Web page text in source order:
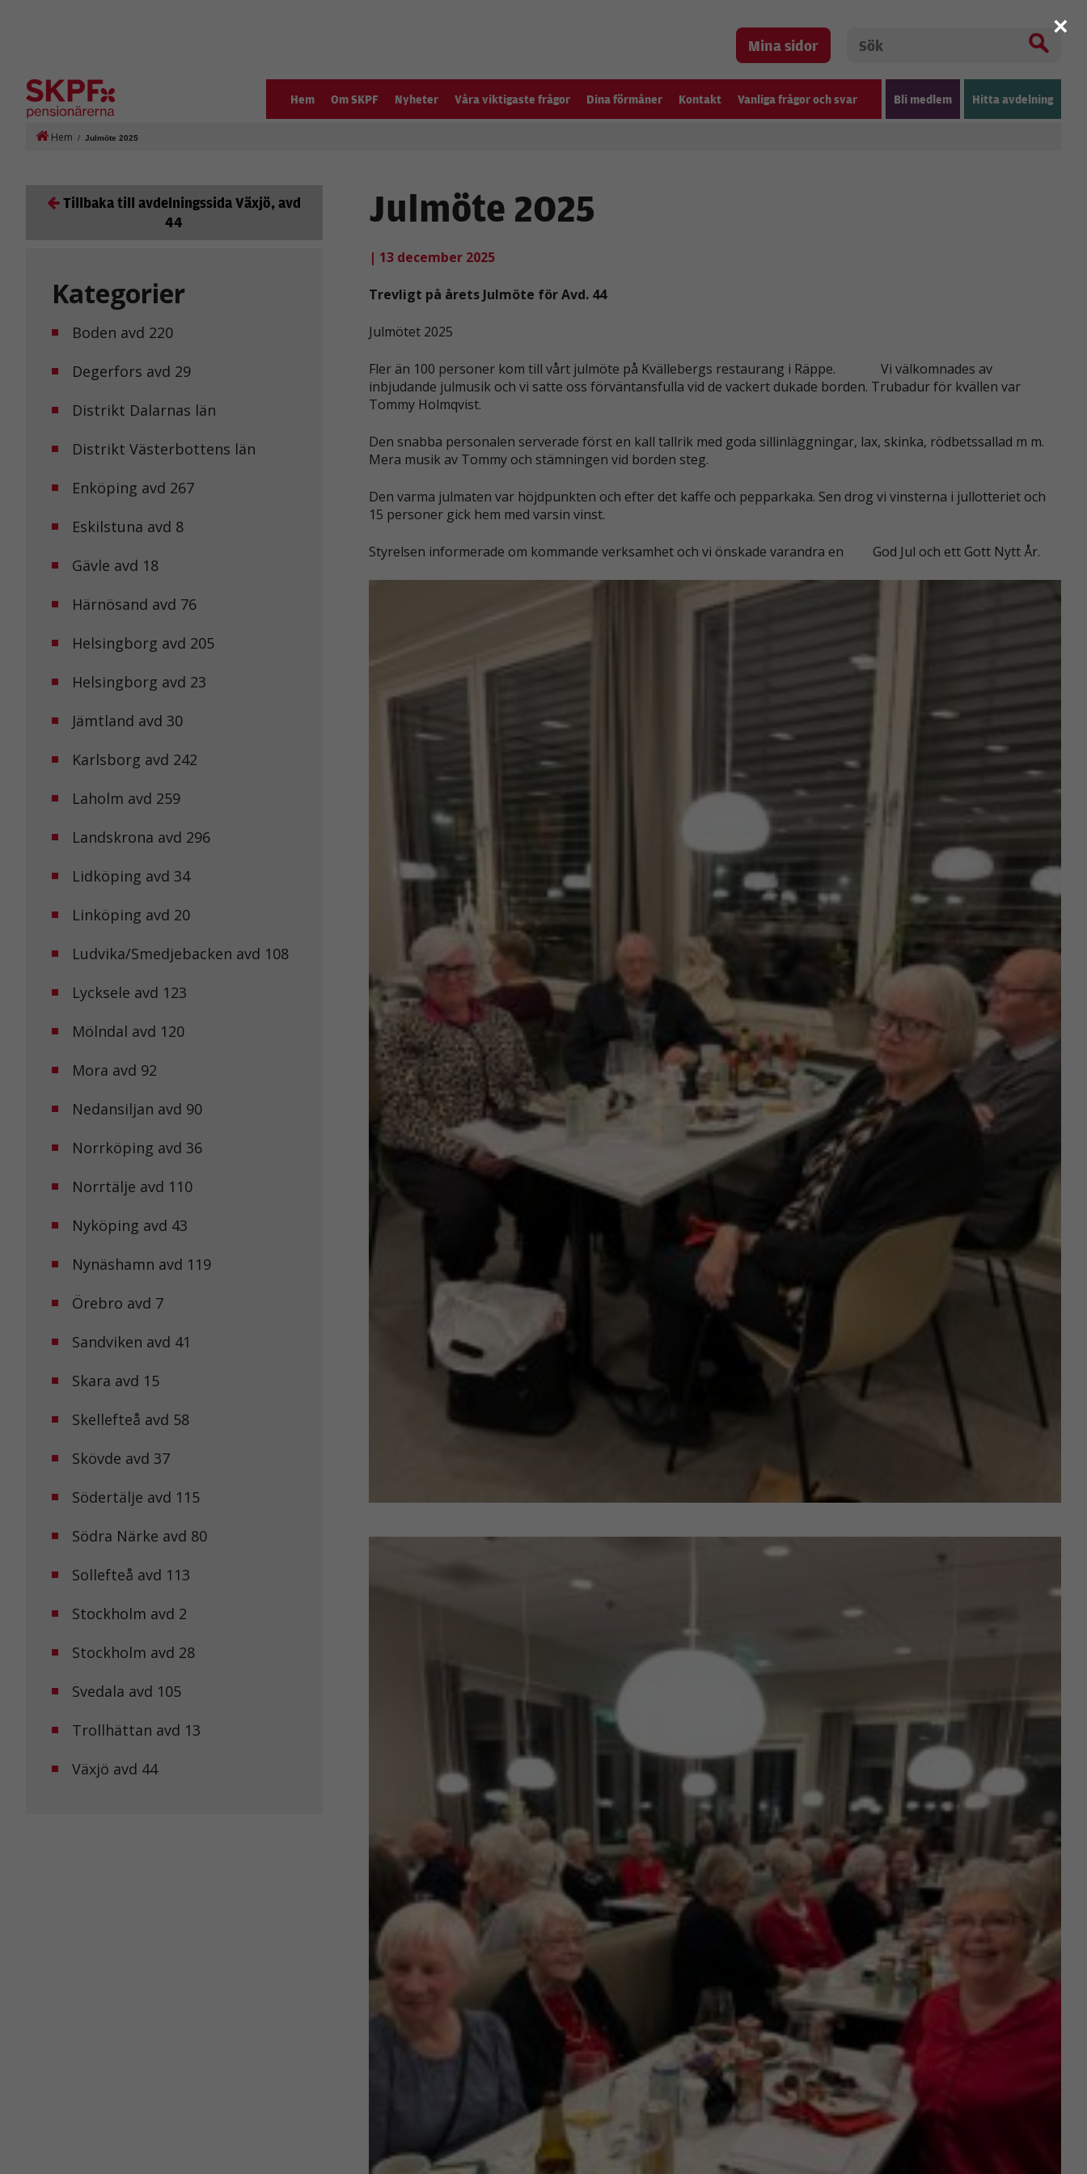
Mina sidor
Hem Om SKPF Nyheter Våra viktigaste frågor Dina förmåner Kontakt Vanliga frågor och svar Bli medlem Hitta avdelning
Hem / Julmöte 2025
Tillbaka till avdelningssida Växjö, avd
44
Kategorier
Boden avd 220
Degerfors avd 29
Distrikt Dalarnas län
Distrikt Västerbottens län
Enköping avd 267
Eskilstuna avd 8
Gävle avd 18
Härnösand avd 76
Helsingborg avd 205
Helsingborg avd 23
Jämtland avd 30
Karlsborg avd 242
Laholm avd 259
Landskrona avd 296
Lidköping avd 34
Linköping avd 20
Ludvika/Smedjebacken avd 108
Lycksele avd 123
Mölndal avd 120
Mora avd 92
Nedansiljan avd 90
Norrköping avd 36
Norrtälje avd 110
Nyköping avd 43
Nynäshamn avd 119
Örebro avd 7
Sandviken avd 41
Skara avd 15
Skellefteå avd 58
Skövde avd 37
Södertälje avd 115
Södra Närke avd 80
Sollefteå avd 113
Stockholm avd 2
Stockholm avd 28
Svedala avd 105
Trollhättan avd 13
Växjö avd 44
Julmöte 2025
| 13 december 2025
Trevligt på årets Julmöte för Avd. 44
Julmötet 2025
Fler än 100 personer kom till vårt julmöte på Kvällebergs restaurang i Räppe.
Vi välkomnades av
inbjudande julmusik och vi satte oss förväntansfulla vid de vackert dukade borden. Trubadur för kvällen var
Tommy Holmqvist.
Den snabba personalen serverade först en kall tallrik med goda sillinläggningar, lax, skinka, rödbetssallad m m.
Mera musik av Tommy och stämningen vid borden steg.
Den varma julmaten var höjdpunkten och efter det kaffe och pepparkaka. Sen drog vi vinsterna i jullotteriet och
15 personer gick hem med varsin vinst.
Styrelsen informerade om kommande verksamhet och vi önskade varandra en God Jul och ett Gott Nytt År.
×